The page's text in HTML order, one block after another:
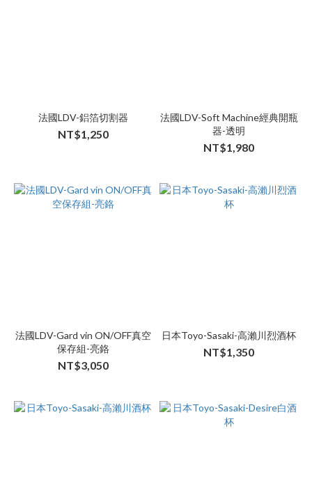
法國LDV-鋁箔切割器
NT$1,250
法國LDV-Soft Machine經典開瓶
器-透明
NT$1,980
法國LDV-Gard vin ON/OFF真空
保存組-亮鉻
NT$3,050
日本Toyo-Sasaki-高瀨川烈酒杯
NT$1,350